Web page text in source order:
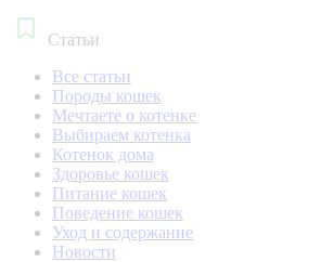
Статьи
Все статьи
Породы кошек
Мечтаете о котенке
Выбираем котенка
Котенок дома
Здоровье кошек
Питание кошек
Поведение кошек
Уход и содержание
Новости